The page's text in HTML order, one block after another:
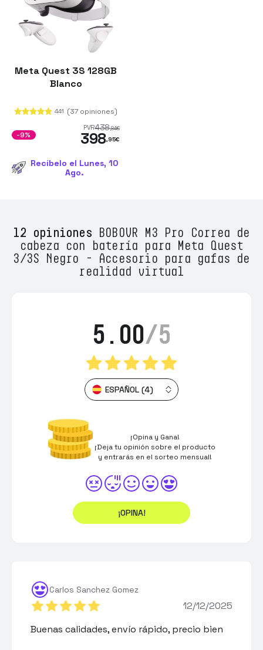
Meta Quest 3S 128GB
Blanco
441 (37 opiniones)
PVR438,84€
398,95€
-9%
Recíbelo el Lunes, 10
Ago.
12 opiniones BOBOVR M3 Pro Correa de
cabeza con batería para Meta Quest
3/3S Negro - Accesorio para gafas de
realidad virtual
5.00/5
ESPAÑOL (4)
¡Opina y Gana!
¡Deja tu opinión sobre el producto
y entrarás en el sorteo mensual!
¡OPINA!
Carlos Sanchez Gomez
12/12/2025
Buenas calidades, envío rápido, precio bien